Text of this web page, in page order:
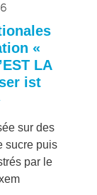
«
LA
ist
sur des
sucre puis
par le